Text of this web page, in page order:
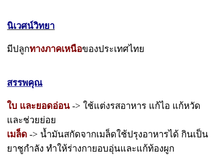
นิเวศน์วิทยา
มีปลูกทางภาคเหนือของประเทศไทย
สรรพคุณ
ใบ และยอดอ่อน -> ใช้แต่งรสอาหาร แก้ไอ แก้หวัด
และช่วยย่อย
เมล็ด -> น้ำมันสกัดจากเมล็ดใช้ปรุงอาหารได้ กินเป็น
ยาชูกำลัง ทำให้ร่างกายอบอุ่นและแก้ท้องผูก